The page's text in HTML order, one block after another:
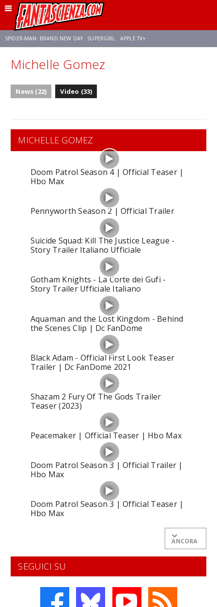
SPIDER-MAN: BRAND NEW DAY SUPERGIRL APPLE TV+
FRANCO RICCIARDIELLO ZENDAYA STAR TREK
Michelle Gomez
News (22) Video (33)
MICHELLE GOMEZ
Doom Patrol Season 4 | Official Teaser |
Hbo Max
Pennyworth Season 2 | Official Trailer
Suicide Squad: Kill The Justice League -
Story Trailer Italiano Ufficiale
Gotham Knights - La Corte dei Gufi -
Story Trailer Ufficiale Italiano
Aquaman and the Lost Kingdom - Behind
the Scenes Clip | Dc FanDome
Black Adam - Official First Look Teaser
Trailer | Dc FanDome 2021
Shazam 2 Fury Of The Gods Trailer
Teaser (2023)
Peacemaker | Official Teaser | Hbo Max
Doom Patrol Season 3 | Official Trailer |
Hbo Max
Doom Patrol Season 3 | Official Teaser |
Hbo Max
ANCORA
SEGUICI SU